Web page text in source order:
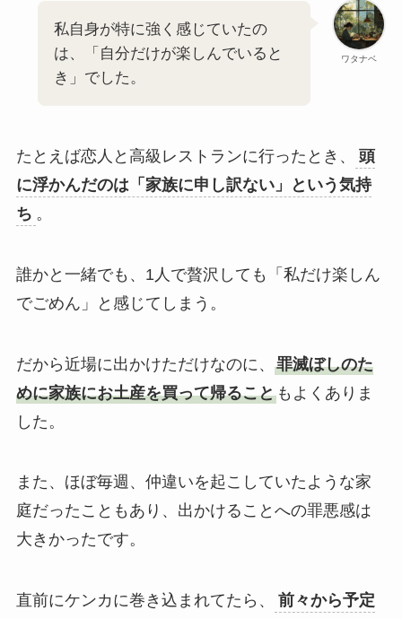
ワタナベ
私自身が特に強く感じていたの
は、「自分だけが楽しんでいると
き」でした。
たとえば恋人と高級レストランに行ったとき、
頭
に浮かんだのは「家族に申し訳ない」という気持
ち 。
誰かと一緒でも、1人で贅沢しても「私だけ楽しん
でごめん」と感じてしまう。
だから近場に出かけただけなのに、 罪滅ぼしのた
めに家族にお土産を買って帰ることもよくありま
した。
また、ほぼ毎週、仲違いを起こしていたような家
庭だったこともあり、出かけることへの罪悪感は
大きかったです。
直前にケンカに巻き込まれてたら、
前々から予定